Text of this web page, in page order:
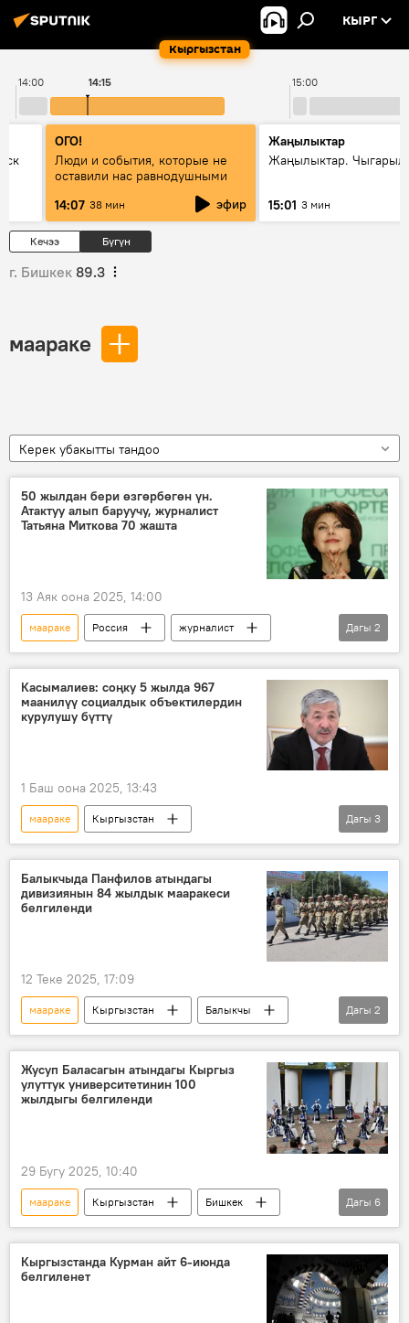
Кыргызстан
КЫРГ
14:00 15:00
14:15
ОГО!
Люди и события, которые не
оставили нас равнодушными
14:07 38 мин эфир
Жаңылыктар
Жаңылыктар.
15:01 3 мин
Кечээ Бүгүн
г. Бишкек 89.3
маараке
Керек убакытты тандоо
50 жылдан бери өзгөрбөгөн үн.
Атактуу алып баруучу, журналист
Татьяна Миткова 70 жашта
13 Аяк оона 2025, 14:00
маараке Россия
журналист
НТВ
телеберүү
Дагы 2
Касымалиев: соңку 5 жылда 967
маанилүү социалдык объектилердин
курулушу бүттү
1 Баш оона 2025, 13:43
маараке
Кыргызстан
Адылбек Касымалиев
курулуш
көргөзмө
Дагы 3
Балыкчыда Панфилов атындагы
дивизиянын 84 жылдык мааракеси
белгиленди
12 Теке 2025, 17:09
маараке Кыргызстан
Балыкчы
Иван Панфилов
дивизия
Дагы 2
Жусуп Баласагын атындагы Кыргыз
улуттук университетинин 100
жылдыгы белгиленди
29 Бугу 2025, 10:40
маараке Кыргызстан
Бишкек
100 жылдык
Жусуп Баласагын атындагы Кыргыз улуттук университети
билим берүү
ЖОЖ
Дагы 6
Кыргызстанда Курман айт 6-июнда
белгиленет